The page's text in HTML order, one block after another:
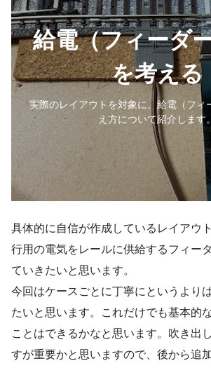
給電（フィーダ
を考える
実際のレイアウトを対象に、給電（フィ
え方について紹介します。
具体的に自信が作成しているレイアウ
行用の電気をレールに供給するフィー
ていきたいと思います。
今回はケースごとに丁寧にというより
たいと思います。これだけでも基本的
ことはできるかなと思います。吹き出
すが重要かと思いますので、後から追